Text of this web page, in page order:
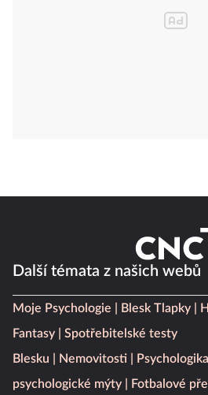
Další témata z našich webů
Moje Psychologie Blesk Tlapky
Fantasy
Spotřebitelské testy
Blesku
Nemovitosti
psychologické mýty
Fotbalové